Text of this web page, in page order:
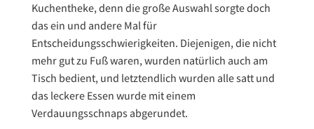
Kuchentheke, denn die große Auswahl sorgte doch
das ein und andere Mal für
Entscheidungsschwierigkeiten. Diejenigen, die nicht
mehr gut zu Fuß waren, wurden natürlich auch am
Tisch bedient, und letztendlich wurden alle satt und
das leckere Essen wurde mit einem
Verdauungsschnaps abgerundet.